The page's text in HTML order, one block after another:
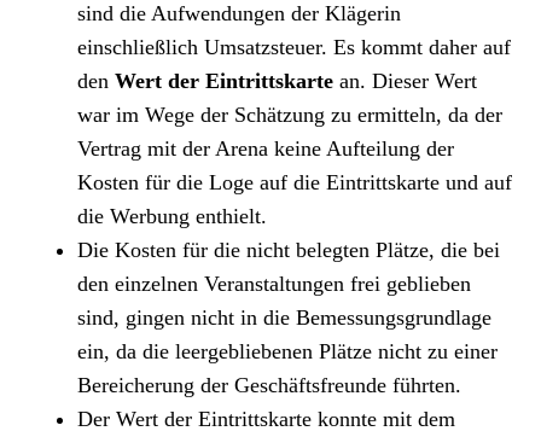
sind die Aufwendungen der Klägerin
einschließlich Umsatzsteuer. Es kommt daher auf
den Wert der Eintrittskarte an. Dieser Wert
war im Wege der Schätzung zu ermitteln, da der
Vertrag mit der Arena keine Aufteilung der
Kosten für die Loge auf die Eintrittskarte und auf
die Werbung enthielt.
Die Kosten für die nicht belegten Plätze, die bei
den einzelnen Veranstaltungen frei geblieben
sind, gingen nicht in die Bemessungsgrundlage
ein, da die leergebliebenen Plätze nicht zu einer
Bereicherung der Geschäftsfreunde führten.
Der Wert der Eintrittskarte konnte mit dem